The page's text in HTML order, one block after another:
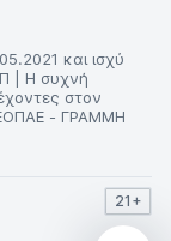
και ισχύ
| Η συχνή
στον
ΕΟΠΑΕ - ΓΡΑΜΜΗ
21+